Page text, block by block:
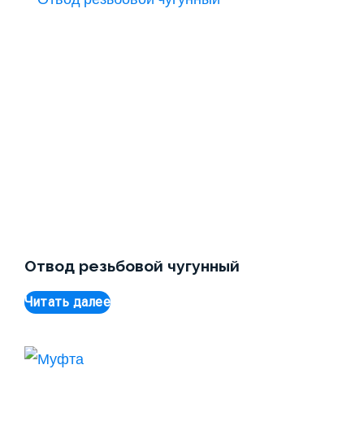
Отвод резьбовой чугунный
Читать далее